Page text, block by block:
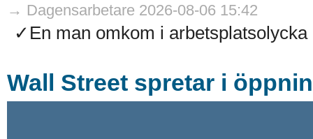
→ Dagensarbetare 2026-08-06 15:42
✓En man omkom i
Wall Street spretar i